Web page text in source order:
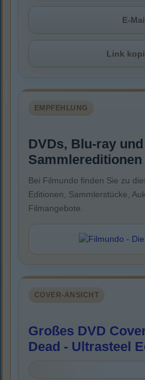
E-
Link
EMPFEHLUNG
DVDs, Blu-ray und
Sammlereditionen
Bei Filmundo finden Sie zu
Editionen, Sammlerstücke,
Filmangebote.
COVER-ANSICHT
Großes DVD
Dead - Ultrasteel